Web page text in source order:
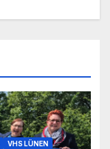
VHS LÜNEN